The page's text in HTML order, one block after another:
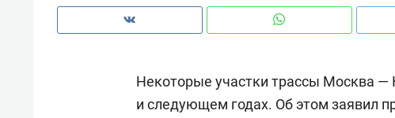
Некоторые участки трассы Москва —
и следующем годах. Об этом заявил